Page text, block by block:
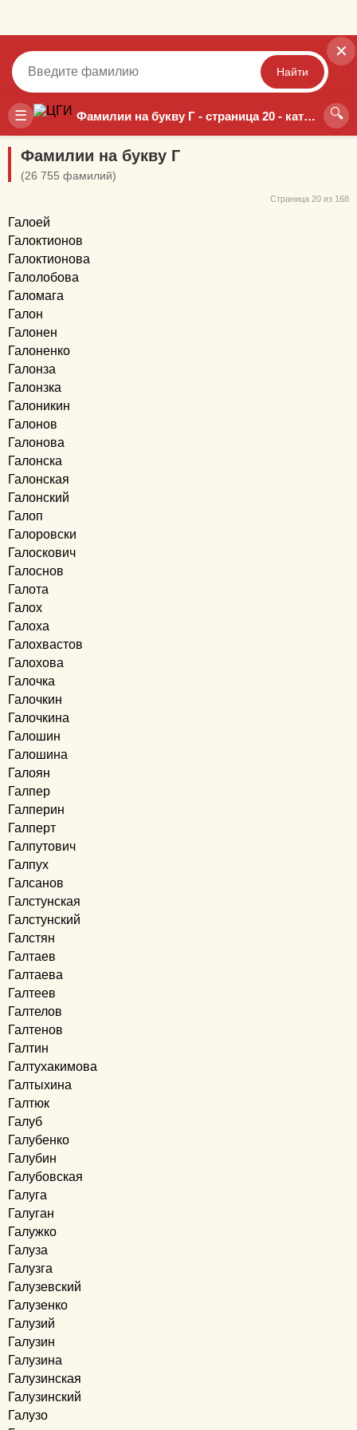
☰ Фамилии на букву Г - страница 20 - каталог РосГенеа 🔍
✕
Найти
Точный Неточный
Фамилии на букву Г
(26 755 фамилий)
Страница 20 из 168
Галоей
Галоктионов
Галоктионова
Галолобова
Галомага
Галон
Галонен
Галоненко
Галонза
Галонзка
Галоникин
Галонов
Галонова
Галонска
Галонская
Галонский
Галоп
Галоровски
Галоскович
Галоснов
Галота
Галох
Галоха
Галохвастов
Галохова
Галочка
Галочкин
Галочкина
Галошин
Галошина
Галоян
Галпер
Галперин
Галперт
Галпутович
Галпух
Галсанов
Галстунская
Галстунский
Галстян
Галтаев
Галтаева
Галтеев
Галтелов
Галтенов
Галтин
Галтухакимова
Галтыхина
Галтюк
Галуб
Галубенко
Галубин
Галубовская
Галуга
Галуган
Галужко
Галуза
Галузга
Галузевский
Галузенко
Галузий
Галузин
Галузина
Галузинская
Галузинский
Галузо